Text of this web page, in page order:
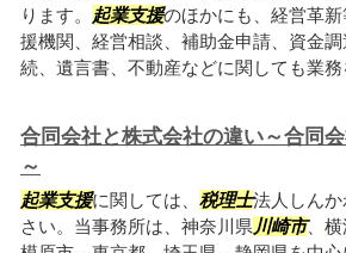
ります。
起業支援のほかにも、経営革
援機関、経営相談、補助金申請、資金
続、遺言書、不動産などに関しても業
合同会社と株式会社の違い～合同
～
起業支援に関しては、 税理士法人しん
さい。当事務所は、神奈川県 川崎市、横